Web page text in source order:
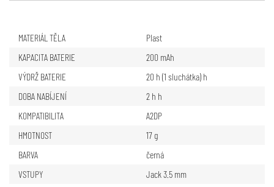
MATERIÁL TĚLA
Plast
KAPACITA BATERIE
200 mAh
VÝDRŽ BATERIE
20 h (1 sluchátka) h
DOBA NABÍJENÍ
2 h h
KOMPATIBILITA
A2DP
HMOTNOST
17 g
BARVA
černá
VSTUPY
Jack 3.5 mm